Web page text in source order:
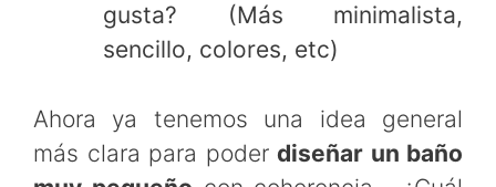
gusta? (Más minimalista,
sencillo, colores, etc)
Ahora ya tenemos una idea general
más clara para poder diseñar un baño